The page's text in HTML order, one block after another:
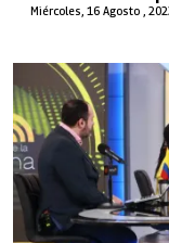
Miércoles, 16 Agosto ,